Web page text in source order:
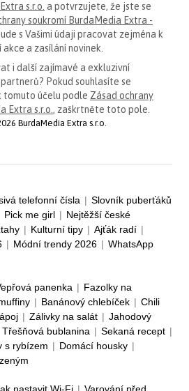
s.r.o. a potvrzujete, že jste se
soukromí BurdaMedia Extra -
s Vašimi údaji pracovat zejména k
a zasílání novinek.
i další zajímavé a exkluzivní
Pokud souhlasíte se
tomuto účelu podle Zásad ochrany
Extra s.r.o. , zaškrtněte toto pole.
BurdaMedia Extra s.r.o.
telefonní čísla | Slovník puberťáků
Pick me girl | Nejtěžší české
| Kulturní tipy | Ajťák radí |
| Módní trendy 2026 | WhatsApp
panenka | Fazolky na
| Banánový chlebíček | Chili
| Zálivky na salát | Jahodový
Třešňová bublanina | Sekaná recept |
s rybízem | Domácí housky |